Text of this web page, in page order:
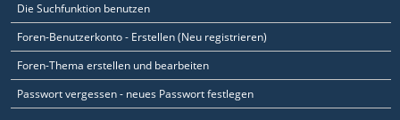
Die Suchfunktion benutzen
Foren-Benutzerkonto - Erstellen (Neu registrieren)
Foren-Thema erstellen und bearbeiten
Passwort vergessen - neues Passwort festlegen